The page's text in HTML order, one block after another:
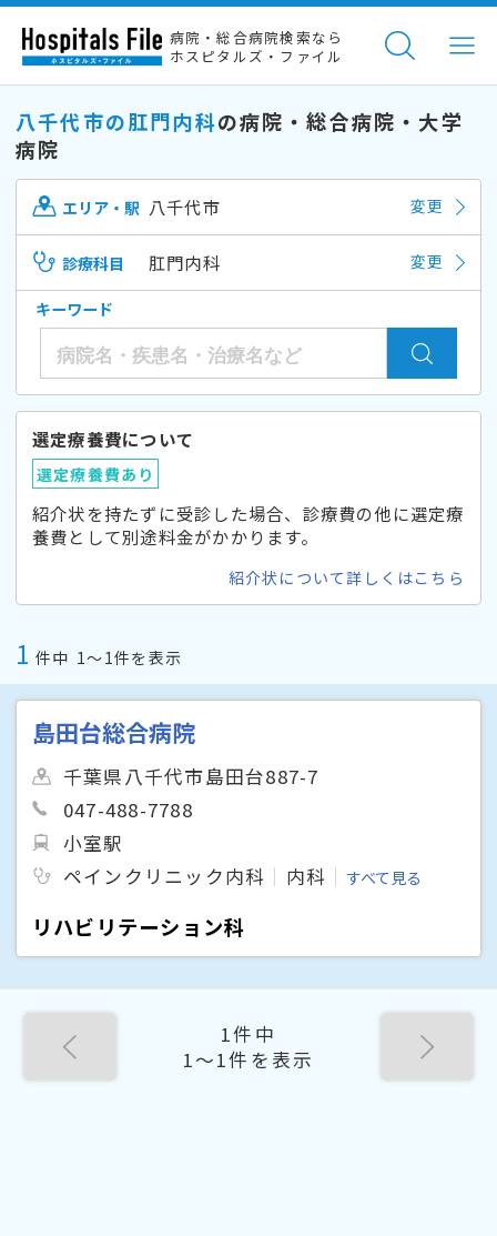
病院・総合病院検索なら
ホスピタルズ・ファイル
八千代市の肛門内科の病院・総合病院・大学
病院
エリア・駅 八千代市 変更
診療科目 肛門内科 変更
キーワード
選定療養費について
選定療養費あり
紹介状を持たずに受診した場合、診療費の他に選定療
養費として別途料金がかかります。
紹介状について詳しくはこちら
1 件中 1〜1件を表示
島田台総合病院
千葉県八千代市島田台887-7
047-488-7788
小室駅
ペインクリニック内科
内科 すべて見る
リハビリテーション科
1件中
1〜1件を表示